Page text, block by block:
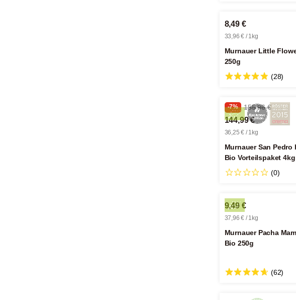
8,49 €
33,96 € / 1kg
Murnauer Little
250g
(28)
-7% 155,96 €
144,99 €
36,25 € / 1kg
Murnauer San Pedro
Bio Vorteilspaket 4kg
(0)
9,49 €
37,96 € / 1kg
Murnauer Pacha
Bio 250g
(62)